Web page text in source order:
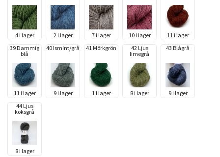
4 i lager 2 i lager 7 i lager 10 i lager
11 i lager
39 Dammig
blå
11 i lager
40 Ismint/grå
9 i lager
41 Mörkgrön
1 i lager
42 Ljus
limegrå
8 i lager
43 Blågrå
9 i lager
44 Ljus
koksgrå
8 i lager